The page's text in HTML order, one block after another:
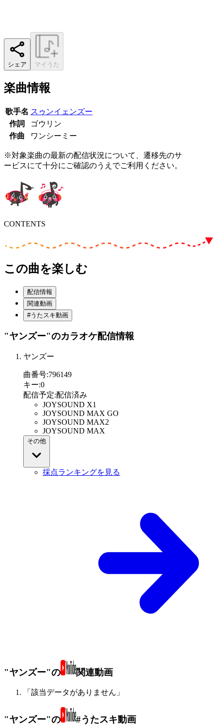
シェア マイうた
楽曲情報
歌手名 スゥンイェンズー
作詞
ゴウリン
作曲
ワンシーミー
※対象楽曲の最新の配信状況について、遷移先のサ
ービスにて十分にご確認のうえでご利用ください。
CONTENTS
この曲を楽しむ
配信情報
関連動画
#うたスキ動画
"ヤンズー"のカラオケ配信情報
ヤンズー
曲番号:796149
キー:0
配信予定:配信済み
JOYSOUND X1
JOYSOUND MAX GO
JOYSOUND MAX2
JOYSOUND MAX
その他
採点ランキングを見る
"ヤンズー"の 関連動画
「該当データがありません」
"ヤンズー"の #うたスキ動画